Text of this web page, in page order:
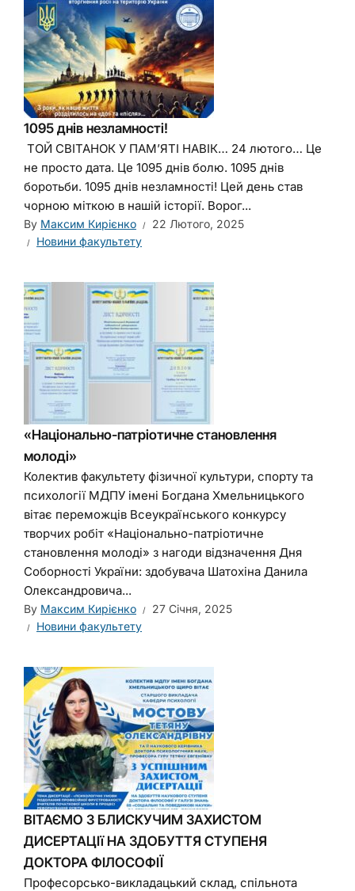
1095 днів незламності!
ТОЙ СВІТАНОК У ПАМʼЯТІ НАВІК… 24 лютого… Це
не просто дата. Це 1095 днів болю. 1095 днів
боротьби. 1095 днів незламності! Цей день став
чорною міткою в нашій історії. Ворог...
By Максим Кирієнко
22 Лютого, 2025
Новини факультету
«Національно-патріотичне становлення
молоді»
Колектив факультету фізичної культури, спорту та
психології МДПУ імені Богдана Хмельницького
вітає переможців Всеукраїнського конкурсу
творчих робіт «Національно-патріотичне
становлення молоді» з нагоди відзначення Дня
Соборності України: здобувача Шатохіна Данила
Олександровича...
By Максим Кирієнко
27 Січня, 2025
Новини факультету
ВІТАЄМО З БЛИСКУЧИМ ЗАХИСТОМ
ДИСЕРТАЦІї НА ЗДОБУТТЯ СТУПЕНЯ
ДОКТОРА ФІЛОСОФІЇ
Професорсько-викладацький склад, спільнота